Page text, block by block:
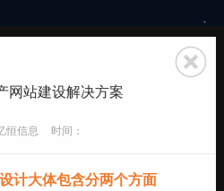
网站建设解决方案
恒信息 时间：
计大体包含分两个方面